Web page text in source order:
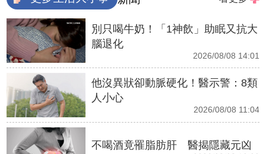
別只喝牛奶！「1神飲」助眠又抗大
腦退化
2026/08/08 14:01
他沒異狀卻動脈硬化！醫示警：8類
人小心
2026/08/08 11:04
不喝酒竟罹脂肪肝 醫揭隱藏元凶